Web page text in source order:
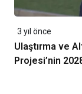
3 yıl önce
Ulaştırma ve
Projesi’nin